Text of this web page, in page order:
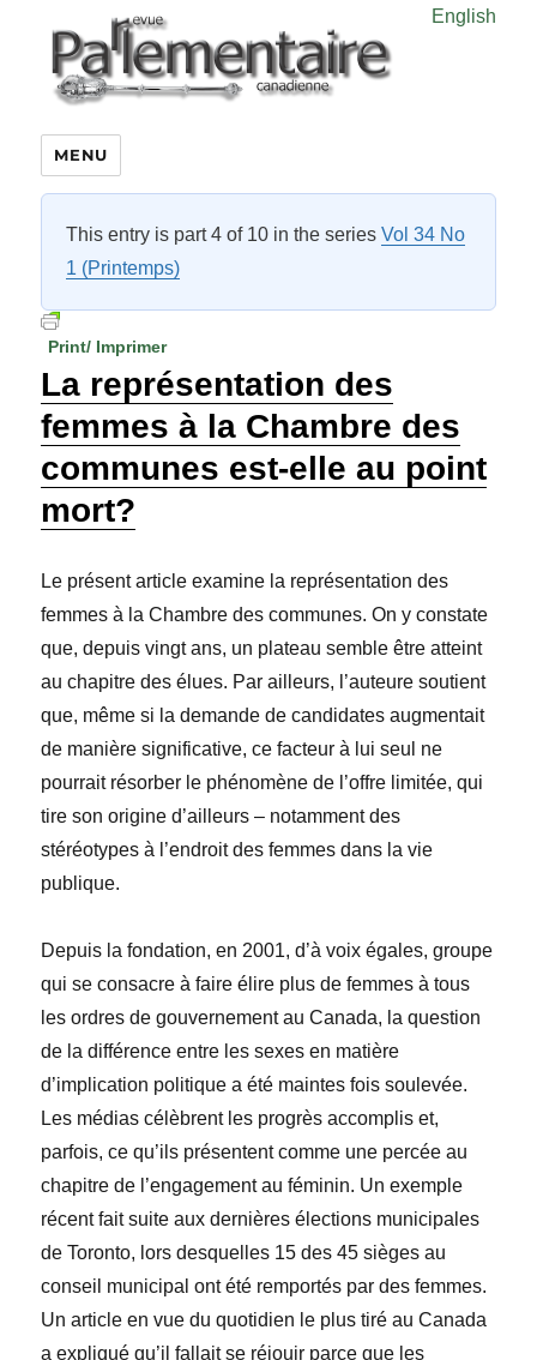
English
MENU
This entry is part 4 of 10 in the seriesVol 34 No
1 (Printemps)
Print/ Imprimer
La représentation des
femmes à la Chambre des
communes est-elle au point
mort?
Le présent article examine la représentation des
femmes à la Chambre des communes. On y constate
que, depuis vingt ans, un plateau semble être atteint
au chapitre des élues. Par ailleurs, l’auteure soutient
que, même si la demande de candidates augmentait
de manière significative, ce facteur à lui seul ne
pourrait résorber le phénomène de l’offre limitée, qui
tire son origine d’ailleurs – notamment des
stéréotypes à l’endroit des femmes dans la vie
publique.
Depuis la fondation, en 2001, d’à voix égales, groupe
qui se consacre à faire élire plus de femmes à tous
les ordres de gouvernement au Canada, la question
de la différence entre les sexes en matière
d’implication politique a été maintes fois soulevée.
Les médias célèbrent les progrès accomplis et,
parfois, ce qu’ils présentent comme une percée au
chapitre de l’engagement au féminin. Un exemple
récent fait suite aux dernières élections municipales
de Toronto, lors desquelles 15 des 45 sièges au
conseil municipal ont été remportés par des femmes.
Un article en vue du quotidien le plus tiré au Canada
a expliqué qu’il fallait se réjouir parce que les